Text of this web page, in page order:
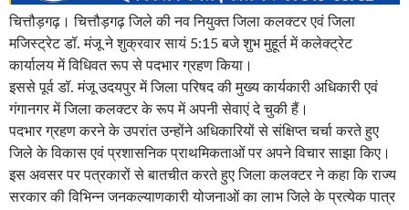
चित्तौड़गढ़। चित्तौड़गढ़ जिले की नव नियुक्त जिला कलक्टर एवं जिला
मजिस्ट्रेट डॉ. मंजू ने शुक्रवार सायं 5:15 बजे शुभ मुहूर्त में कलेक्ट्रेट
कार्यालय में विधिवत रूप से पदभार ग्रहण किया।
इससे पूर्व डॉ. मंजू उदयपुर में जिला परिषद की मुख्य कार्यकारी अधिकारी एवं
गंगानगर में जिला कलक्टर के रूप में अपनी सेवाएं दे चुकी हैं।
पदभार ग्रहण करने के उपरांत उन्होंने अधिकारियों से संक्षिप्त चर्चा करते हुए
जिले के विकास एवं प्रशासनिक प्राथमिकताओं पर अपने विचार साझा किए।
इस अवसर पर पत्रकारों से बातचीत करते हुए जिला कलक्टर ने कहा कि राज्य
सरकार की विभिन्न जनकल्याणकारी योजनाओं का लाभ जिले के प्रत्येक पात्र